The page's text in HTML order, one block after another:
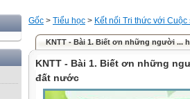
Gốc > Tiểu học > Kết nối Tri thức với Cuộc
KNTT - Bài 1. Biết ơn những người ...
KNTT - Bài 1. Biết ơn những
đất nước